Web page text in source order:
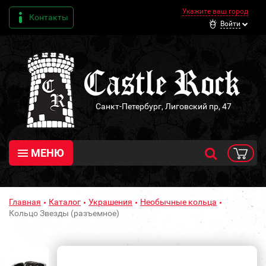
Контакты
Укажите ваш город
Войти
Санкт-Петербург, Лиговский пр, 47
МЕНЮ
Главная Каталог Украшения
Необычные кольца
Кольцо Звезды (разъемное)